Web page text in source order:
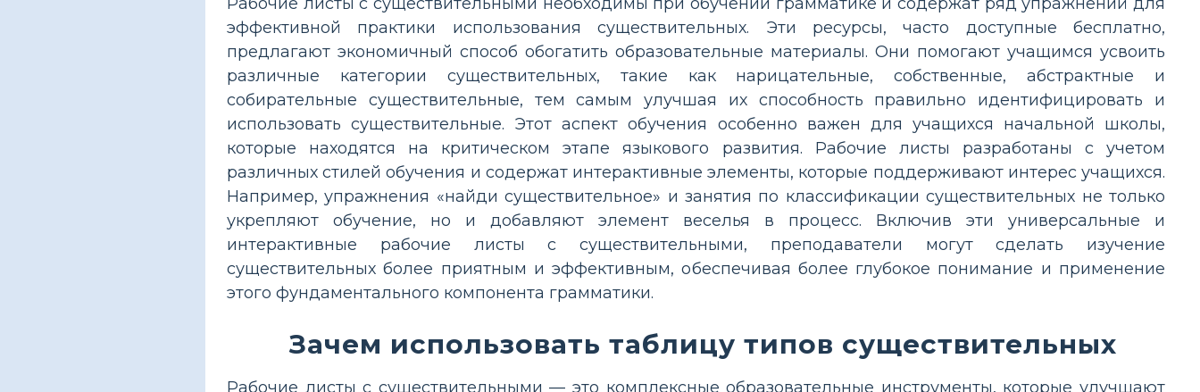
эффективной практики использования существительных. Эти ресурсы, часто доступные бесплатно,
предлагают экономичный способ обогатить образовательные материалы. Они помогают учащимся усвоить
различные категории существительных, такие как нарицательные, собственные, абстрактные и
собирательные существительные, тем самым улучшая их способность правильно идентифицировать и
использовать существительные. Этот аспект обучения особенно важен для учащихся начальной школы,
которые находятся на критическом этапе языкового развития. Рабочие листы разработаны с учетом
различных стилей обучения и содержат интерактивные элементы, которые поддерживают интерес учащихся.
Например, упражнения «найди существительное» и занятия по классификации существительных не только
укрепляют обучение, но и добавляют элемент веселья в процесс. Включив эти универсальные и
интерактивные рабочие листы с существительными, преподаватели могут сделать изучение
существительных более приятным и эффективным, обеспечивая более глубокое понимание и применение
этого фундаментального компонента грамматики.
Зачем использовать таблицу типов существительных
Рабочие листы с существительными — это комплексные образовательные инструменты, которые улучшают